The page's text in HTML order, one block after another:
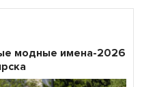
модные имена-2026